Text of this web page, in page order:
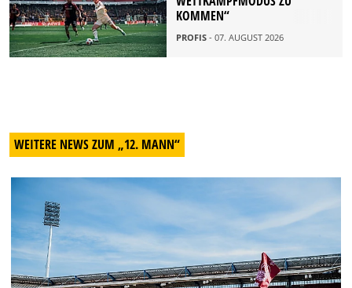
OMMEN“
PROFIS - 07. AUGUST 2026
WEITERE NEWS ZUM „12. MANN“